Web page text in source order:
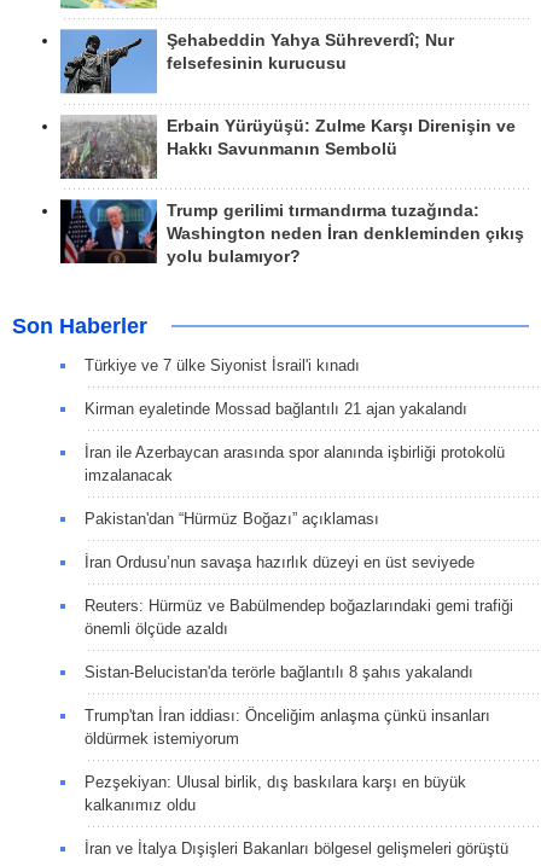
Şehabeddin Yahya Sühreverdî; Nur
felsefesinin kurucusu
Erbain Yürüyüşü: Zulme Karşı Direnişin ve
Hakkı Savunmanın Sembolü
Trump gerilimi tırmandırma tuzağında:
Washington neden İran denkleminden çıkış
yolu bulamıyor?
Son Haberler
Türkiye ve 7 ülke Siyonist İsrail'i kınadı
Kirman eyaletinde Mossad bağlantılı 21 ajan yakalandı
İran ile Azerbaycan arasında spor alanında işbirliği protokolü
imzalanacak
Pakistan'dan “Hürmüz Boğazı” açıklaması
İran Ordusu’nun savaşa hazırlık düzeyi en üst seviyede
Reuters: Hürmüz ve Babülmendep boğazlarındaki gemi trafiği
önemli ölçüde azaldı
Sistan-Belucistan'da terörle bağlantılı 8 şahıs yakalandı
Trump'tan İran iddiası: Önceliğim anlaşma çünkü insanları
öldürmek istemiyorum
Pezşekiyan: Ulusal birlik, dış baskılara karşı en büyük
kalkanımız oldu
İran ve İtalya Dışişleri Bakanları bölgesel gelişmeleri görüştü